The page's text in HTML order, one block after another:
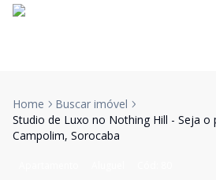
Home
Buscar imóvel
Studio de Luxo no Nothing Hill - Seja
Campolim, Sorocaba